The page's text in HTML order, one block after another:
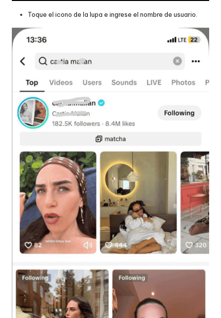
Toque el icono de la lupa e ingrese el nombre de usuario.